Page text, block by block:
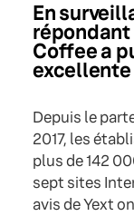
En
Coffee a
excellente
Depuis le
2017, les
plus de 142
sept sites
avis de Yext